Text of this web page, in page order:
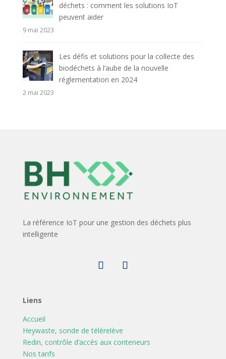
déchets : comment les solutions IoT
peuvent aider
9 mai 2023
Les défis et solutions pour la collecte des
biodéchets à l’aube de la nouvelle
réglementation en 2024
2 mai 2023
La référence IoT pour une gestion des déchets plus
intelligente
Liens
Accueil
Heywaste, sonde de télérelève
Redin, contrôle d’accès aux conteneurs
Nos tarifs